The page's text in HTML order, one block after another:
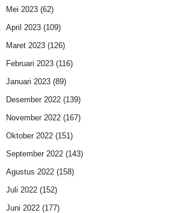
Mei 2023 (62)
April 2023 (109)
Maret 2023 (126)
Februari 2023 (116)
Januari 2023 (89)
Desember 2022 (139)
November 2022 (167)
Oktober 2022 (151)
September 2022 (143)
Agustus 2022 (158)
Juli 2022 (152)
Juni 2022 (177)